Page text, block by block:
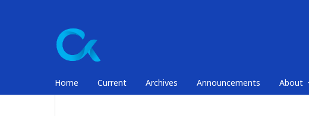
Home Current Archives Announcements About